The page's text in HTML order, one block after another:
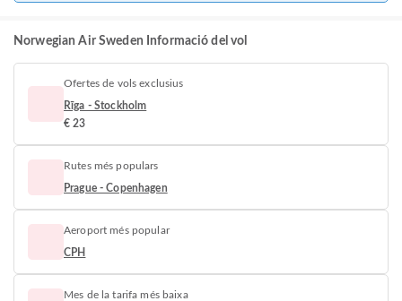
Norwegian Air Sweden Informació del vol
Ofertes de vols exclusius
Rīga - Stockholm
€ 23
Rutes més populars
Prague - Copenhagen
Aeroport més popular
CPH
Mes de la tarifa més baixa